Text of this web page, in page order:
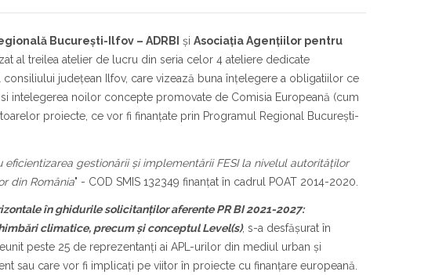
București-Ilfov – ADRBI și Asociația Agențiilor pentru
al treilea atelier de lucru din seria celor 4 ateliere dedicate
județean Ilfov, care vizează buna înțelegere a obligatiilor ce
intelegerea noilor concepte promovate de Comisia Europeană (cum
proiecte, ce vor fi finanțate prin Programul Regional București-
eficientizarea gestionării și implementării FESI la nivelul autorităților
din România" - COD SMIS 132349 finanțat în cadrul POAT 2014-2020.
în ghidurile solicitanților aferente PR BI 2021-2027:
climatice, precum și conceptul Level(s), s-a desfășurat în
peste 25 de reprezentanți ai APL-urilor din mediul urban și
sau care vor fi implicați pe viitor în proiecte cu finanțare europeană.